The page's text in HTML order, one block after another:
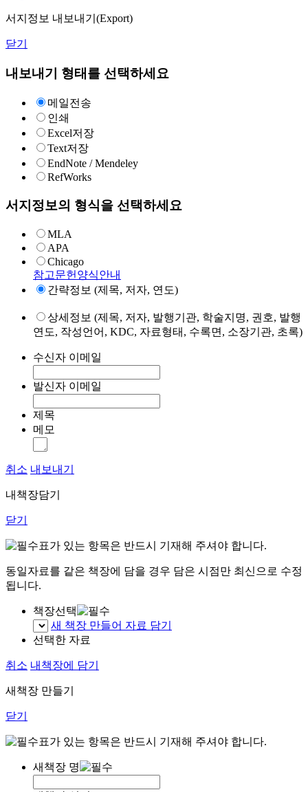
서지정보 내보내기(Export)
닫기
내보내기 형태를 선택하세요
메일전송
인쇄
Excel저장
Text저장
EndNote / Mendeley
RefWorks
서지정보의 형식을 선택하세요
MLA
APA
Chicago
참고문헌양식안내
간략정보 (제목, 저자, 연도)
상세정보 (제목, 저자, 발행기관, 학술지명, 권호, 발행
연도, 작성언어, KDC, 자료형태, 수록면, 소장기관, 초록)
수신자 이메일
발신자 이메일
제목
메모
취소 내보내기
내책장담기
닫기
표가 있는 항목은 반드시 기재해 주셔야 합니다.
동일자료를 같은 책장에 담을 경우 담은 시점만 최신으로 수정
됩니다.
책장선택
새 책장 만들어 자료 담기
선택한 자료
취소 내책장에 담기
새책장 만들기
닫기
표가 있는 항목은 반드시 기재해 주셔야 합니다.
새책장 명